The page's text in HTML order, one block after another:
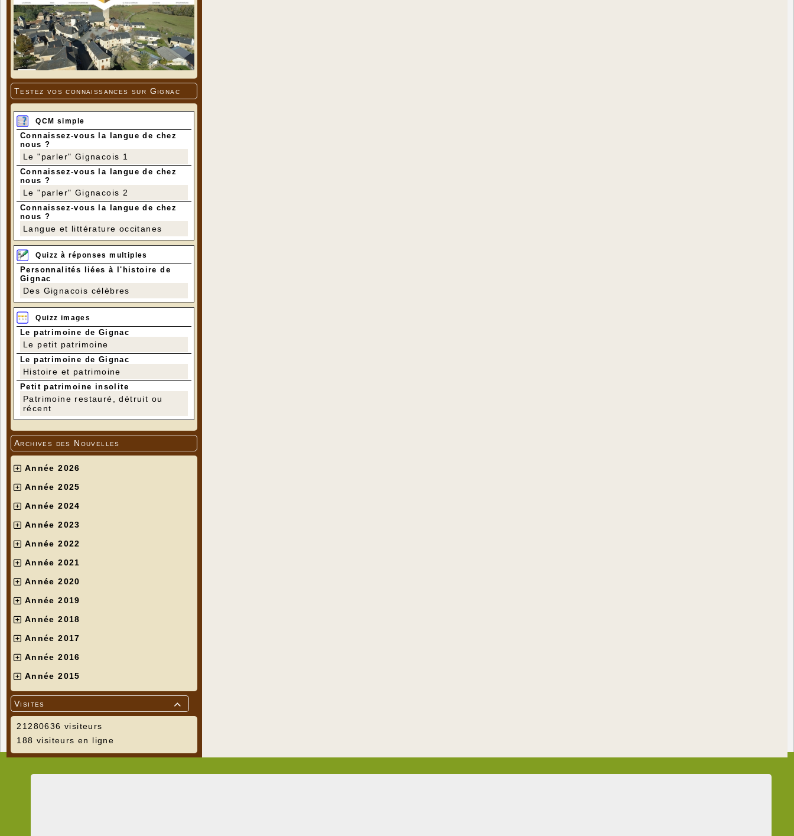
Testez vos connaissances sur Gignac
QCM simple
Connaissez-vous la langue de chez
nous ?
Le "parler" Gignacois 1
Connaissez-vous la langue de chez
nous ?
Le "parler" Gignacois 2
Connaissez-vous la langue de chez
nous ?
Langue et littérature occitanes
Quizz à réponses multiples
Personnalités liées à l'histoire de
Gignac
Des Gignacois célèbres
Quizz images
Le patrimoine de Gignac
Le petit patrimoine
Le patrimoine de Gignac
Histoire et patrimoine
Petit patrimoine insolite
Patrimoine restauré, détruit ou
récent
Archives des Nouvelles
Année 2026
Année 2025
Année 2024
Année 2023
Année 2022
Année 2021
Année 2020
Année 2019
Année 2018
Année 2017
Année 2016
Année 2015

Visites
21280636 visiteurs
188 visiteurs en ligne